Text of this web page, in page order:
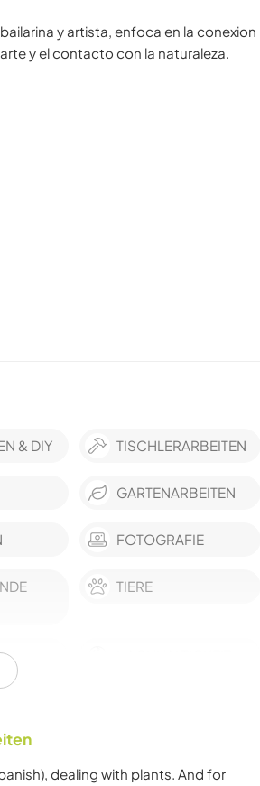
y artista, enfoca en la conexion
y el contacto con la naturaleza.
& DIY TISCHLERARBEITEN
GARTENARBEITEN
FOTOGRAFIE
TIERE
/
SELBSTENTWICKLUNG
dealing with plants. And for